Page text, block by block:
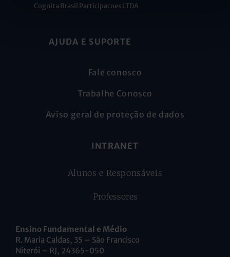
Cognita Brasil Participacoes LTDA
AJUDA E SUPORTE
Fale conosco
Trabalhe Conosco
Aviso geral de proteção de dados
INTRANET
Alunos e Responsáveis
Professores
Ensino Fundamental e Médio
R. Maria Caldas, 35 – São Francisco
Niterói – RJ, 24365-050